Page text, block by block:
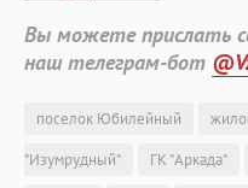
Вы можете прислать
наш телеграм-бот
поселок Юбилейный
"Изумрудный"
ГК "Аркада"